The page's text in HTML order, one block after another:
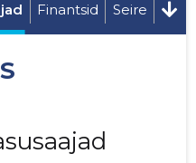
Finantsid Seire